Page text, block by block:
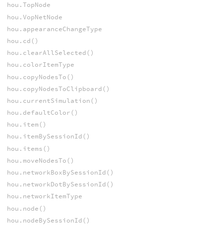
hou.TopNode
hou.VopNetNode
hou.appearanceChangeType
hou.cd()
hou.clearAllSelected()
hou.colorItemType
hou.copyNodesTo()
hou.copyNodesToClipboard()
hou.currentSimulation()
hou.defaultColor()
hou.item()
hou.itemBySessionId()
hou.items()
hou.moveNodesTo()
hou.networkBoxBySessionId()
hou.networkDotBySessionId()
hou.networkItemType
hou.node()
hou.nodeBySessionId()